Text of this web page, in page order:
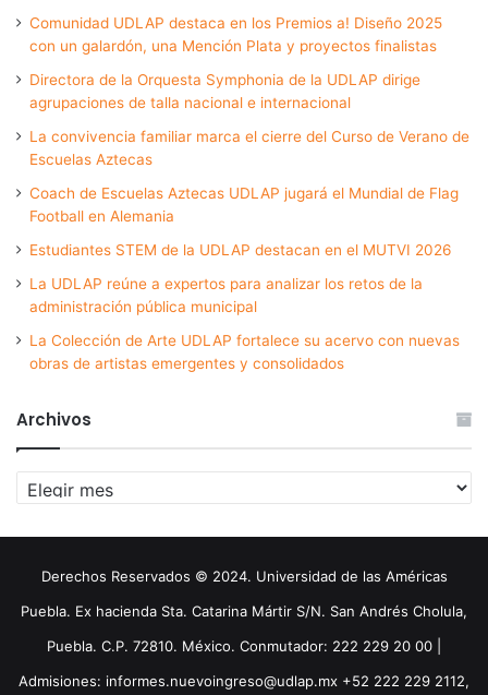
Comunidad UDLAP destaca en los Premios a! Diseño 2025
con un galardón, una Mención Plata y proyectos finalistas
Directora de la Orquesta Symphonia de la UDLAP dirige
agrupaciones de talla nacional e internacional
La convivencia familiar marca el cierre del Curso de Verano de
Escuelas Aztecas
Coach de Escuelas Aztecas UDLAP jugará el Mundial de Flag
Football en Alemania
Estudiantes STEM de la UDLAP destacan en el MUTVI 2026
La UDLAP reúne a expertos para analizar los retos de la
administración pública municipal
La Colección de Arte UDLAP fortalece su acervo con nuevas
obras de artistas emergentes y consolidados
Archivos
Archivos
Derechos Reservados © 2024. Universidad de las Américas
Puebla. Ex hacienda Sta. Catarina Mártir S/N. San Andrés Cholula,
Puebla. C.P. 72810. México. Conmutador: 222 229 20 00 |
Admisiones: informes.nuevoingreso@udlap.mx +52 222 229 2112,